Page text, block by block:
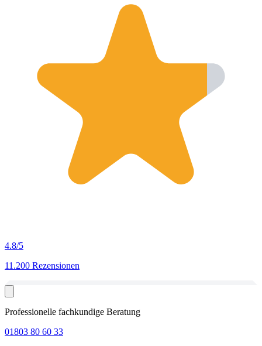
4.8/5
11.200 Rezensionen
Professionelle fachkundige Beratung
01803 80 60 33